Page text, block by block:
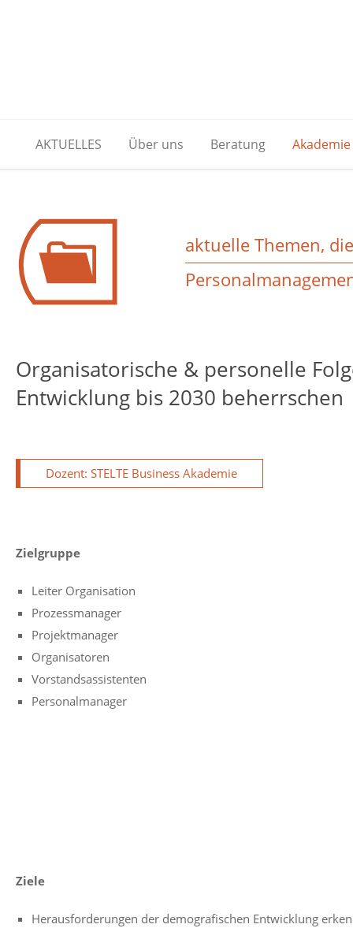
AKTUELLES Über uns Beratung Akademie
aktuelle Themen,
Organisatorische & personelle
Entwicklung bis 2030 beherrschen
Dozent: STELTE Business Akademie
Zielgruppe
Leiter Organisation
Prozessmanager
Projektmanager
Organisatoren
Vorstandsassistenten
Personalmanager
Ziele
Herausforderungen der demografischen Entwicklung